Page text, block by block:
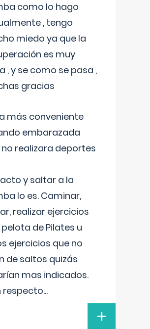
como lo hago
, tengo
miedo ya que la
es muy
, y se como se pasa ,
gracias
más conveniente
embarazada
no realizara deportes
y saltar a la
lo es. Caminar,
realizar ejercicios
de Pilates u
ejercicios que no
de saltos quizás
mas indicados.
respecto...
+